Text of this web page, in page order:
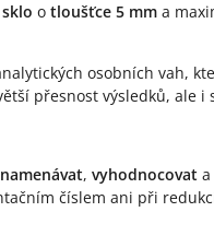
o tloušťce 5 mm a
osobních vah,
přesnost výsledků, ale
, vyhodnocovat a
číslem ani při